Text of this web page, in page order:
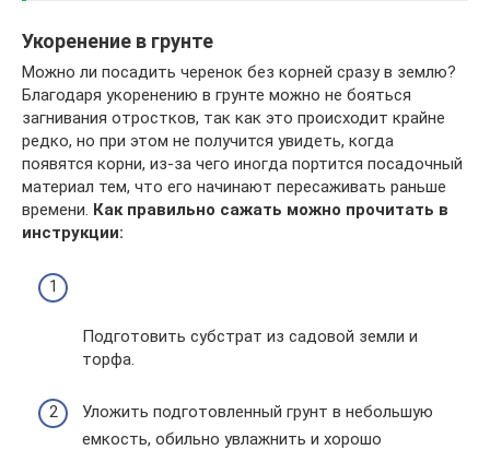
Укоренение в грунте
Можно ли посадить черенок без корней сразу в землю?
Благодаря укоренению в грунте можно не бояться
загнивания отростков, так как это происходит крайне
редко, но при этом не получится увидеть, когда
появятся корни, из-за чего иногда портится посадочный
материал тем, что его начинают пересаживать раньше
времени. Как правильно сажать можно прочитать в
инструкции:
Подготовить субстрат из садовой земли и
торфа.
Уложить подготовленный грунт в небольшую
емкость, обильно увлажнить и хорошо